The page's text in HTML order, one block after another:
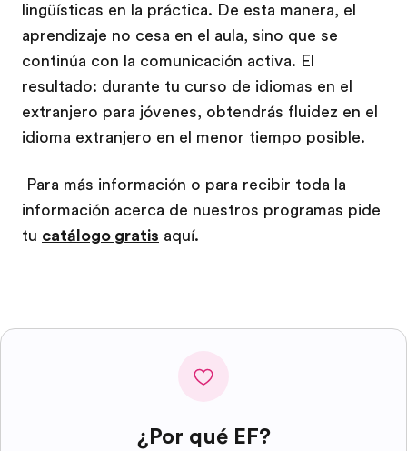
lingüísticas en la práctica. De esta manera, el
aprendizaje no cesa en el aula, sino que se
continúa con la comunicación activa. El
resultado: durante tu curso de idiomas en el
extranjero para jóvenes, obtendrás fluidez en el
idioma extranjero en el menor tiempo posible.
Para más información o para recibir toda la
información acerca de nuestros programas pide
tu catálogo gratis aquí.
¿Por qué EF?